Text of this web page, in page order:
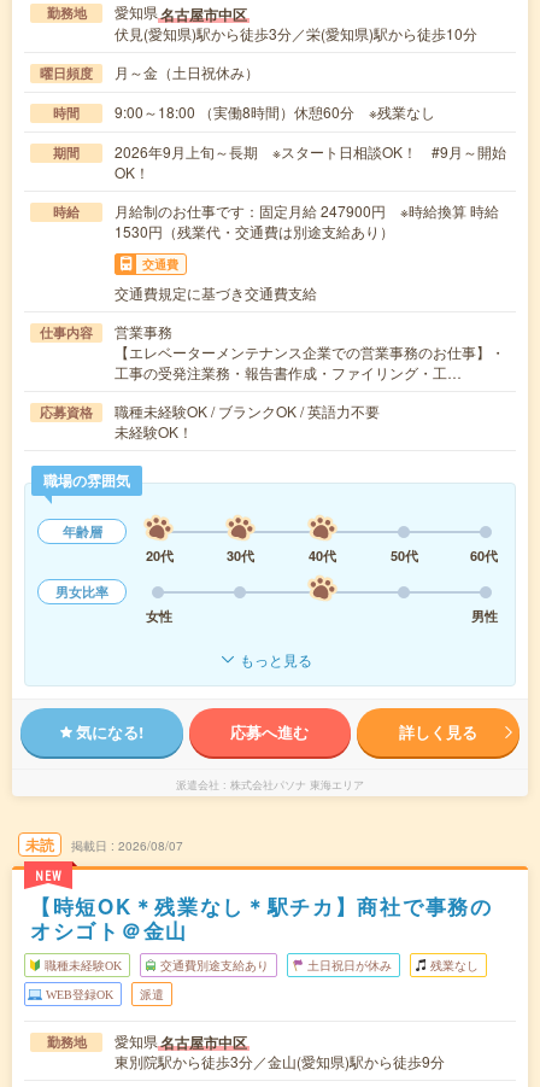
勤務地 愛知県名古屋市中区
伏見(愛知県)駅から徒歩3分／栄(愛知県)駅から徒歩10分
曜日頻度 月～金（土日祝休み）
時間 9:00～18:00 （実働8時間）休憩60分 ※残業なし
期間
2026年9月上旬～長期 ※スタート日相談OK！ #9月～開始
OK！
時給
月給制のお仕事です：固定月給 247900円 ※時給換算 時給
1530円（残業代・交通費は別途支給あり）
交通費
交通費規定に基づき交通費支給
仕事内容
営業事務
【エレベーターメンテナンス企業での営業事務のお仕事】・
工事の受発注業務・報告書作成・ファイリング・工…
応募資格
職種未経験OK / ブランクOK / 英語力不要
未経験OK！
職場の雰囲気
年齢層
20代
30代 40代 50代
60代
男女比率
女性
男性
もっと見る
気になる! 応募へ進む 詳しく見る
派遣会社 株式会社パソナ 東海エリア
未読
NEW
掲載日 2026/08/07
【時短OK＊残業なし＊駅チカ】商社で事務の
オシゴト＠金山
職種未経験OK 交通費別途支給あり 土日祝日が休み 残業なし
WEB登録OK 派遣
勤務地 愛知県名古屋市中区
東別院駅から徒歩3分／金山(愛知県)駅から徒歩9分